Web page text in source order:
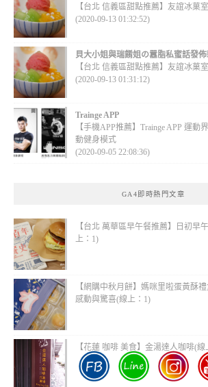
【台北 信義區甜點推薦】友誼冰菓
(2020-09-13 01:32:52)
貝大小姐與瑞餚姐の囂脂私蜜話發
【台北 信義區甜點推薦】友誼冰菓
(2020-09-13 01:31:12)
Trainge APP
【手機APP推薦】Trainge APP 運動
動健身模式
(2020-09-05 22:08:36)
GA4即時熱門文章
【台北 萬華區早午餐推薦】日初早
上：1)
【網購中秋月餅】媽咪里啦蛋黃酥
感動與驚喜(線上：1)
【花蓮 咖啡 美食】金湯達人咖啡(線